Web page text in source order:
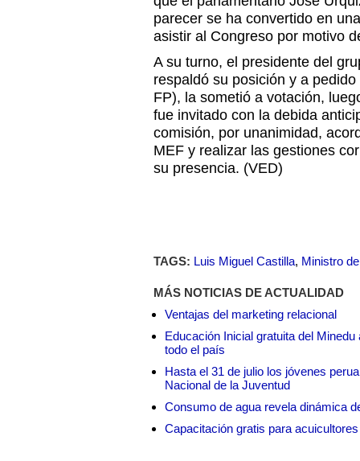
parecer se ha convertido en
asistir al Congreso por motivo
A su turno, el presidente del
respaldó su posición y a
FP), la sometió a votación,
fue invitado con la debida
comisión, por unanimidad,
MEF y realizar las gestiones
su presencia. (VED)
TAGS: Luis Miguel Castilla, Ministro
MÁS NOTICIAS DE ACTUALIDAD
Ventajas del marketing relacional
Educación Inicial gratuita del
todo el país
Hasta el 31 de julio los jóvenes
Nacional de la Juventud
Consumo de agua revela dinámica
Capacitación gratis para